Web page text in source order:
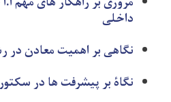
داخلی
نگاهی بر اهمیت معادن در
نگاۀ بر پیشرفت ها در